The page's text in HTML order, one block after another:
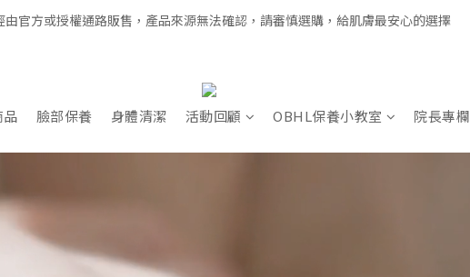
全館滿千免運 × 新用戶即享 $100 禮遇
由官方或授權通路販售，產品來源無法確認，請審慎選購，給肌膚最安心的選擇
品 臉部保養 身體清潔 活動回顧 OBHL保養小教室 院長專欄